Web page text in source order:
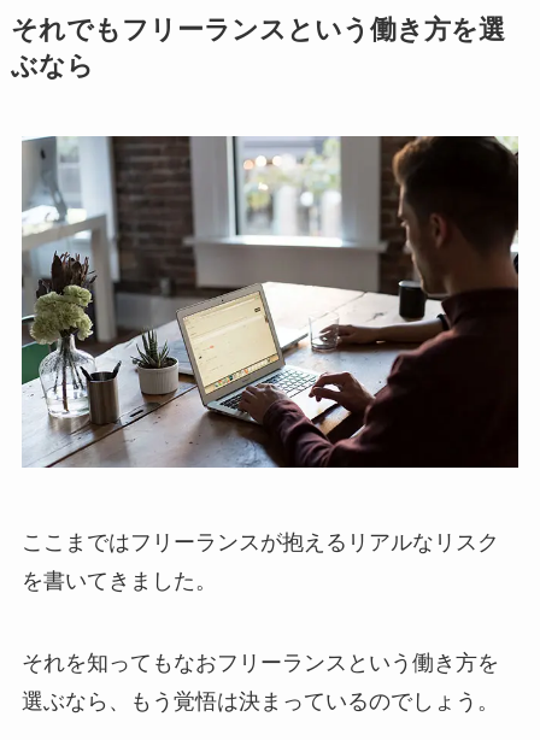
それでもフリーランスという働き方を選
ぶなら
ここまではフリーランスが抱えるリアルなリスク
を書いてきました。
それを知ってもなおフリーランスという働き方を
選ぶなら、もう覚悟は決まっているのでしょう。